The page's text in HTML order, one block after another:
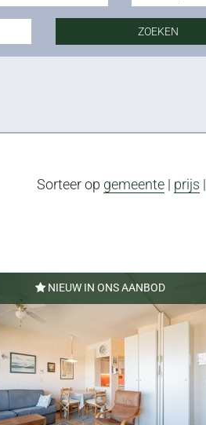
ZOEKEN
Sorteer op gemeente | prijs |
NIEUW IN ONS AANBOD